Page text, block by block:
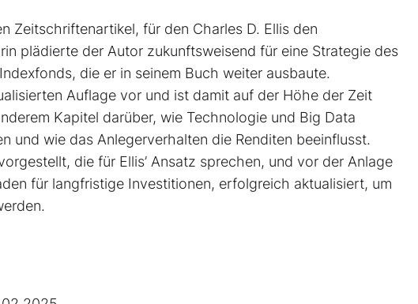
Zeitschriftenartikel, für den Charles D. Ellis den
plädierte der Autor zukunftsweisend für eine Strategie des
die er in seinem Buch weiter ausbaute.
Auflage vor und ist damit auf der Höhe der Zeit
Kapitel darüber, wie Technologie und Big Data
und wie das Anlegerverhalten die Renditen beeinflusst.
die für Ellis’ Ansatz sprechen, und vor der Anlage
für langfristige Investitionen, erfolgreich aktualisiert, um